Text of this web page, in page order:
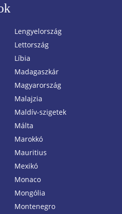
Lengyelország
Lettország
Líbia
Madagaszkár
Magyarország
Malajzia
Maldív-szigetek
Málta
Marokkó
Mauritius
Mexikó
Monaco
Mongólia
Montenegro